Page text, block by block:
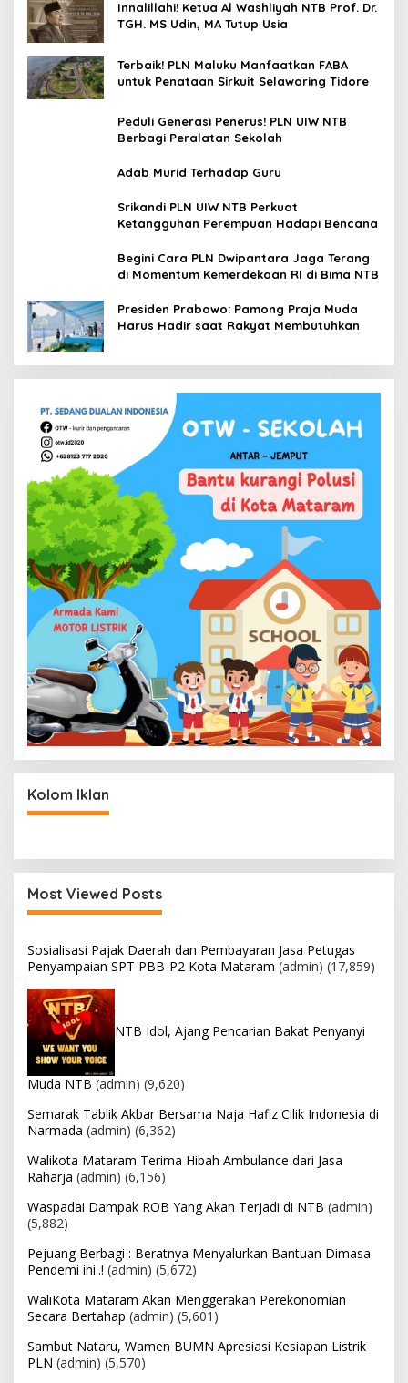
Innalillahi! Ketua Al Washliyah NTB Prof. Dr.
TGH. MS Udin, MA Tutup Usia
Terbaik! PLN Maluku Manfaatkan FABA
untuk Penataan Sirkuit Selawaring Tidore
Peduli Generasi Penerus! PLN UIW NTB
Berbagi Peralatan Sekolah
Adab Murid Terhadap Guru
Srikandi PLN UIW NTB Perkuat
Ketangguhan Perempuan Hadapi Bencana
Begini Cara PLN Dwipantara Jaga Terang
di Momentum Kemerdekaan RI di Bima NTB
Presiden Prabowo: Pamong Praja Muda
Harus Hadir saat Rakyat Membutuhkan
Kolom Iklan
Most Viewed Posts
Sosialisasi Pajak Daerah dan Pembayaran Jasa Petugas
Penyampaian SPT PBB-P2 Kota Mataram (admin) (17,859)
NTB Idol, Ajang Pencarian Bakat Penyanyi
Muda NTB (admin) (9,620)
Semarak Tablik Akbar Bersama Naja Hafiz Cilik Indonesia di
Narmada (admin) (6,362)
Walikota Mataram Terima Hibah Ambulance dari Jasa
Raharja (admin) (6,156)
Waspadai Dampak ROB Yang Akan Terjadi di NTB (admin)
(5,882)
Pejuang Berbagi : Beratnya Menyalurkan Bantuan Dimasa
Pendemi ini..! (admin) (5,672)
WaliKota Mataram Akan Menggerakan Perekonomian
Secara Bertahap (admin) (5,601)
Sambut Nataru, Wamen BUMN Apresiasi Kesiapan Listrik
PLN (admin) (5,570)